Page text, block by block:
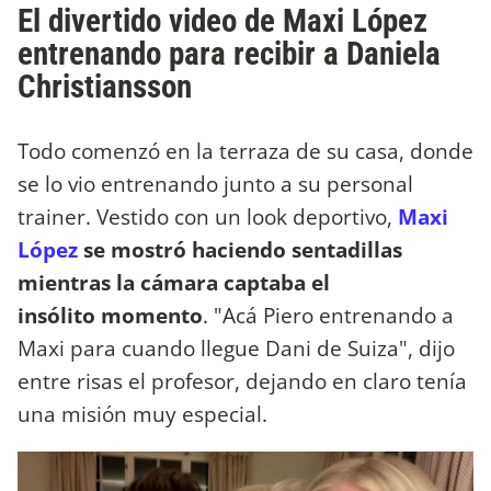
El divertido video de Maxi López
entrenando para recibir a Daniela
Christiansson
Todo comenzó en la terraza de su casa, donde
se lo vio entrenando junto a su personal
trainer. Vestido con un look deportivo, Maxi
Lópezse mostró haciendo sentadillas
mientras la cámara captaba el
insólito momento. "Acá Piero entrenando a
Maxi para cuando llegue Dani de Suiza", dijo
entre risas el profesor, dejando en claro tenía
una misión muy especial.